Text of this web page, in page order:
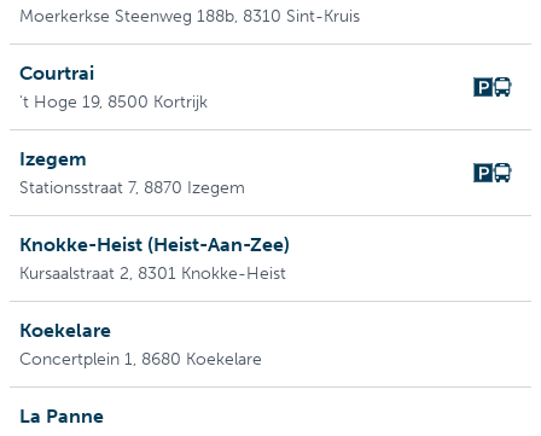
Moerkerkse Steenweg 188b, 8310 Sint-Kruis
Courtrai
't Hoge 19, 8500 Kortrijk
Izegem
Stationsstraat 7, 8870 Izegem
Knokke-Heist (Heist-Aan-Zee)
Kursaalstraat 2, 8301 Knokke-Heist
Koekelare
Concertplein 1, 8680 Koekelare
La Panne